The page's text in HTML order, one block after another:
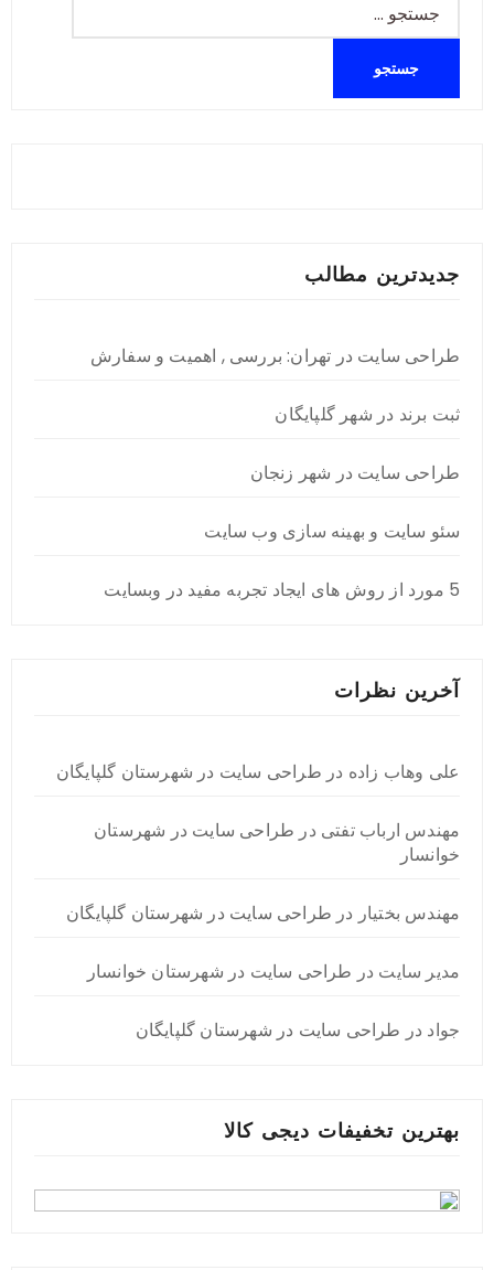
برای:
جدیدترین مطالب
طراحی سایت در تهران: بررسی , اهمیت و سفارش
ثبت برند در شهر گلپایگان
طراحی سایت در شهر زنجان
سئو سایت و بهینه سازی وب سایت
5 مورد از روش های ایجاد تجربه مفید در وبسایت
آخرین نظرات
علی وهاب زاده در طراحی سایت در شهرستان گلپایگان
مهندس ارباب تفتی در طراحی سایت در شهرستان
خوانسار
مهندس بختیار در طراحی سایت در شهرستان گلپایگان
مدیر سایت در طراحی سایت در شهرستان خوانسار
جواد در طراحی سایت در شهرستان گلپایگان
بهترین تخفیفات دیجی کالا